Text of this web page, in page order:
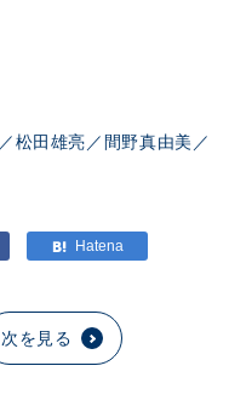
／松田雄亮 ／ 間野真由美 ／
次を見る